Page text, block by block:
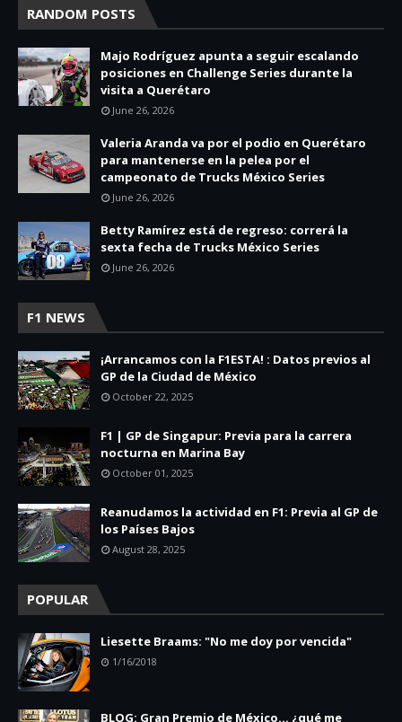
RANDOM POSTS
Majo Rodríguez apunta a seguir escalando
posiciones en Challenge Series durante la
visita a Querétaro
June 26, 2026
Valeria Aranda va por el podio en Querétaro
para mantenerse en la pelea por el
campeonato de Trucks México Series
June 26, 2026
Betty Ramírez está de regreso: correrá la
sexta fecha de Trucks México Series
June 26, 2026
F1 NEWS
¡Arrancamos con la F1ESTA! : Datos previos al
GP de la Ciudad de México
October 22, 2025
F1 | GP de Singapur: Previa para la carrera
nocturna en Marina Bay
October 01, 2025
Reanudamos la actividad en F1: Previa al GP de
los Países Bajos
August 28, 2025
POPULAR
Liesette Braams: "No me doy por vencida"
1/16/2018
BLOG: Gran Premio de México... ¿qué me